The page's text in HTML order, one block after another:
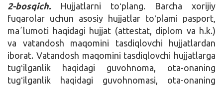
2-bosqich.Hujjatlarni toʻplang. Barcha xorijiy
fuqarolar uchun asosiy hujjatlar toʻplami pasport,
maʼlumoti haqidagi hujjat (attestat, diplom va h.k.)
va vatandosh maqomini tasdiqlovchi hujjatlardan
iborat. Vatandosh maqomini tasdiqlovchi hujjatlarga
tugʻilganlik haqidagi guvohnoma, ota-onaning
tugʻilganlik haqidagi guvohnomasi, ota-onaning